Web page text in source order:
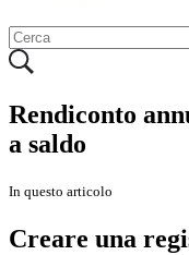
Rendiconto
a saldo
In questo articolo
Creare una